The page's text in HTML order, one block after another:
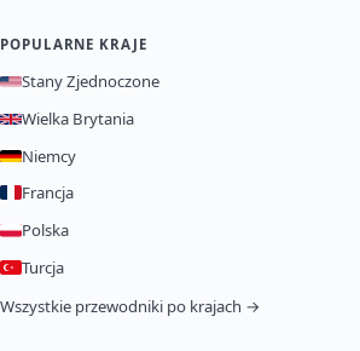
POPULARNE KRAJE
Stany Zjednoczone
Wielka Brytania
Niemcy
Francja
Polska
Turcja
Wszystkie przewodniki po krajach →